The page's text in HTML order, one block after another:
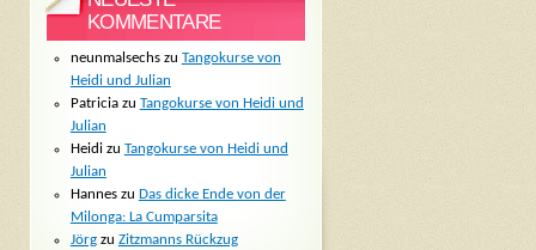
KOMMENTARE
neunmalsechszu Tangokurse von
Heidi und Julian
Patriciazu Tangokurse von Heidi und
Julian
Heidizu Tangokurse von Heidi und
Julian
Hanneszu Das dicke Ende von der
Milonga: La Cumparsita
Jörgzu Zitzmanns Rückzug